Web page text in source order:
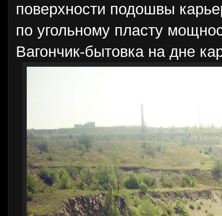
поверхности подошвы
по угольному пласту
Вагончик-бытовка на дне